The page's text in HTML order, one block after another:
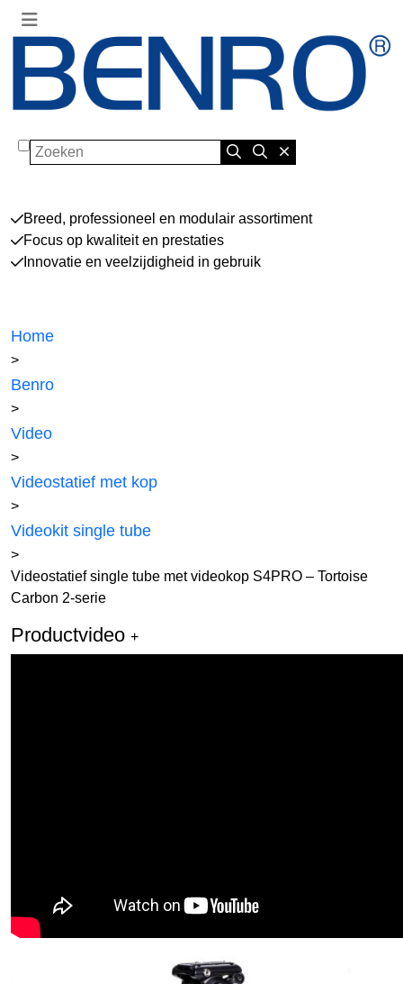
Zoeken
Breed, professioneel en modulair assortiment
Focus op kwaliteit en prestaties
Innovatie en veelzijdigheid in gebruik
Home
>
Benro
>
Video
>
Videostatief met kop
>
Videokit single tube
>
Videostatief single tube met videokop S4PRO – Tortoise
Carbon 2-serie
Productvideo +